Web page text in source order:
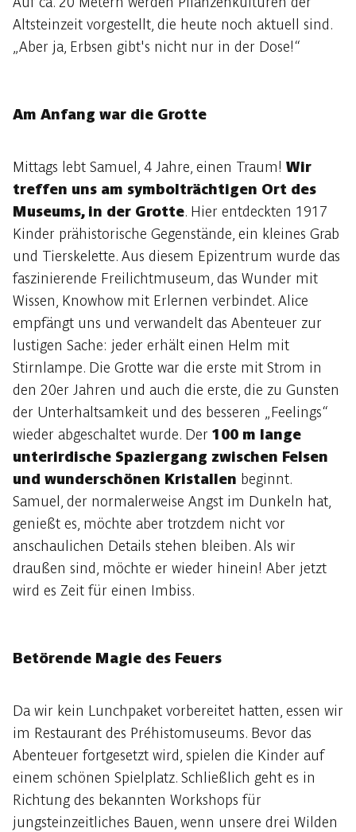
Altsteinzeit vorgestellt, die heute noch aktuell sind.
„Aber ja, Erbsen gibt's nicht nur in der Dose!“
Am Anfang war die Grotte
Mittags lebt Samuel, 4 Jahre, einen Traum! Wir
treffen uns am symbolträchtigen Ort des
Museums, in der Grotte. Hier entdeckten 1917
Kinder prähistorische Gegenstände, ein kleines Grab
und Tierskelette. Aus diesem Epizentrum wurde das
faszinierende Freilichtmuseum, das Wunder mit
Wissen, Knowhow mit Erlernen verbindet. Alice
empfängt uns und verwandelt das Abenteuer zur
lustigen Sache: jeder erhält einen Helm mit
Stirnlampe. Die Grotte war die erste mit Strom in
den 20er Jahren und auch die erste, die zu Gunsten
der Unterhaltsamkeit und des besseren „Feelings“
wieder abgeschaltet wurde. Der 100 m lange
unterirdische Spaziergang zwischen Felsen
und wunderschönen Kristallen beginnt.
Samuel, der normalerweise Angst im Dunkeln hat,
genießt es, möchte aber trotzdem nicht vor
anschaulichen Details stehen bleiben. Als wir
draußen sind, möchte er wieder hinein! Aber jetzt
wird es Zeit für einen Imbiss.
Betörende Magie des Feuers
Da wir kein Lunchpaket vorbereitet hatten, essen wir
im Restaurant des Préhistomuseums. Bevor das
Abenteuer fortgesetzt wird, spielen die Kinder auf
einem schönen Spielplatz. Schließlich geht es in
Richtung des bekannten Workshops für
jungsteinzeitliches Bauen, wenn unsere drei Wilden